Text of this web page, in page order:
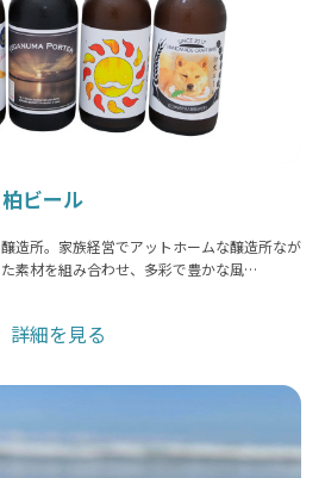
ビール
造所。家族経営でアットホームな醸造所なが
素材を組み合わせ、多彩で豊かな風…
詳細を見る